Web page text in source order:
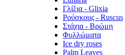
Γλίξια - Glixia
Ρούσκους - Ruscus
Στάχια - Βρώμη
Φυλλώματα
Ice dry roses
Palm Leaves